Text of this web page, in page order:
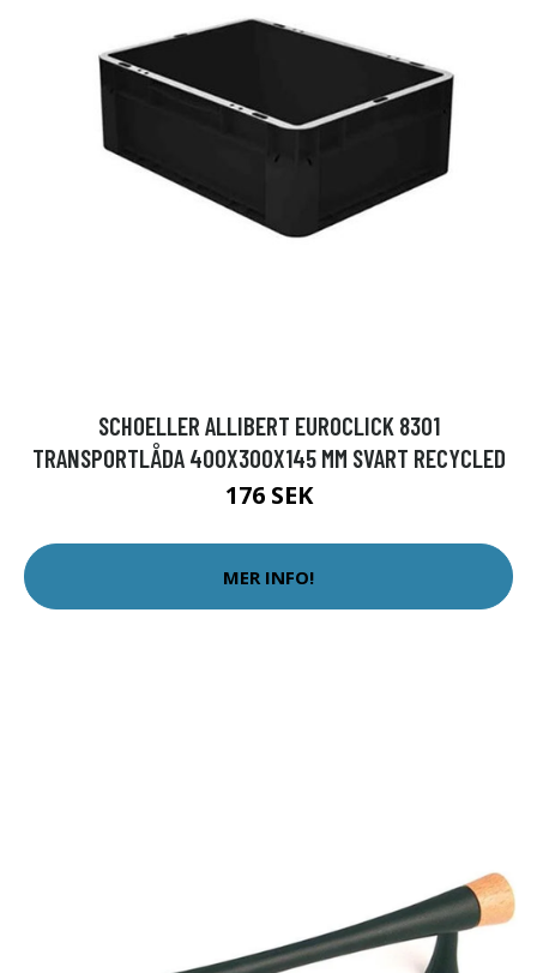
SCHOELLER ALLIBERT EUROCLICK 8301
TRANSPORTLÅDA 400X300X145 MM SVART RECYCLED
176 SEK
MER INFO!